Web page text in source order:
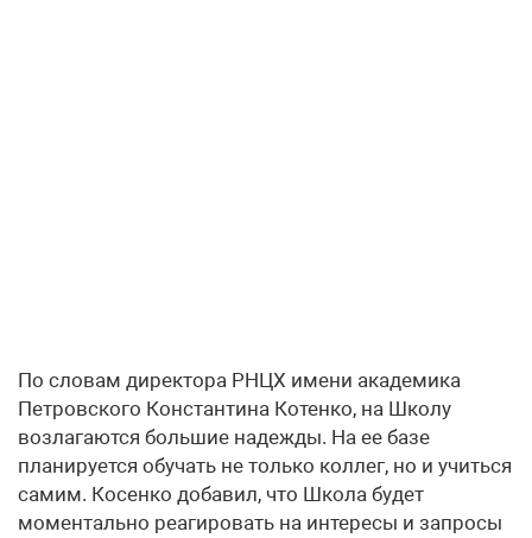
По словам директора РНЦХ имени академика
Петровского Константина Котенко, на Школу
возлагаются большие надежды. На ее базе
планируется обучать не только коллег, но и учиться
самим. Косенко добавил, что Школа будет
моментально реагировать на интересы и запросы